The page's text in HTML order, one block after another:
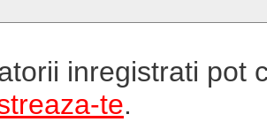
inregistrati pot
te.